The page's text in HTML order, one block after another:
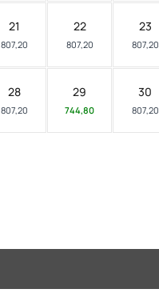
21
807,20
22
807,20
23
807,20
28
807,20
29
744,80
30
807,20